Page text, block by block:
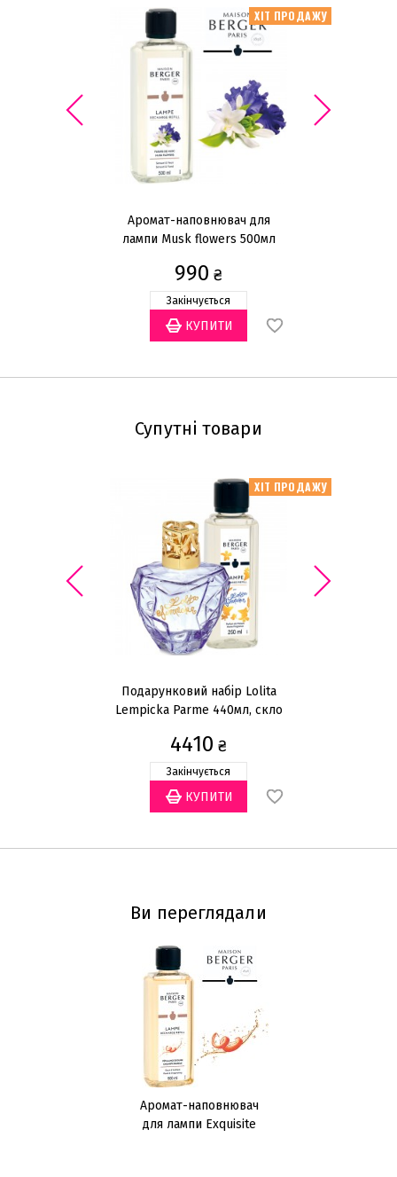
ХІТ ПРОДАЖУ
Аромат-наповнювач для
лампи Musk flowers 500мл
990 ₴
Закінчується
Супутні товари
ХІТ ПРОДАЖУ
Подарунковий набір Lolita
Lempicka Parme 440мл, скло
4410 ₴
Закінчується
Ви переглядали
Аромат-наповнювач
для лампи Exquisite